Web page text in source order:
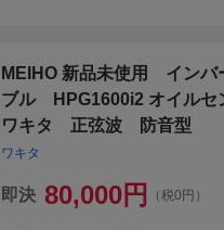
MEIHO 新品未使用 インバ
ブル HPG1600i2 オイルセ
ワキタ 正弦波 防音型
ワキタ
即決 80,000円 （税0円）